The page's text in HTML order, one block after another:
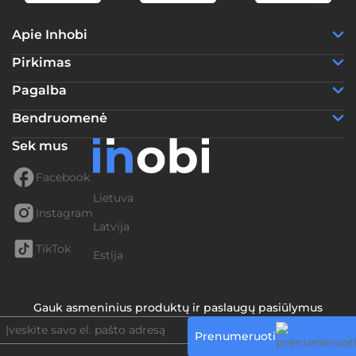
Apie Inhobi
Pirkimas
Pagalba
Bendruomenė
Sek mus
Facebook
Instagram
TikTok
Lietuva
Latvija
Estija
Gauk asmeninius produktų ir paslaugų pasiūlymus
Prenumeruoti